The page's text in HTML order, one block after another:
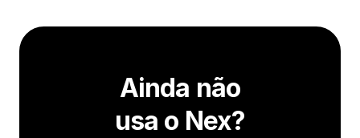
Ainda não
usa o Nex?